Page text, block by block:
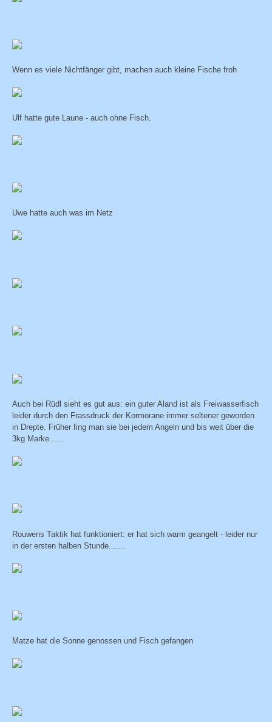
Wenn es viele Nichtfänger gibt, machen auch kleine Fische froh
Ulf hatte gute Laune - auch ohne Fisch.
Uwe hatte auch was im Netz
Auch bei Rüdl sieht es gut aus: ein guter Aland ist als Freiwasserfisch
leider durch den Frassdruck der Kormorane immer seltener geworden
in Drepte. Früher fing man sie bei jedem Angeln und bis weit über die
3kg Marke......
Rouwens Taktik hat funktioniert: er hat sich warm geangelt - leider nur
in der ersten halben Stunde.......
Matze hat die Sonne genossen und Fisch gefangen